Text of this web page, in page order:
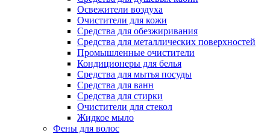
Освежители воздуха
Очистители для кожи
Средства для обезжиривания
Средства для металлических поверхностей
Промышленные очистители
Кондиционеры для белья
Средства для мытья посуды
Средства для ванн
Средства для стирки
Очистители для стекол
Жидкое мыло
Фены для волос